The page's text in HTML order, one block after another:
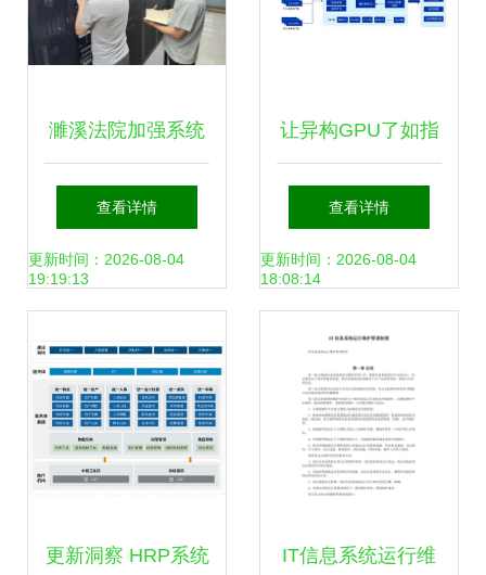
濉溪法院加强系统
运维 为审判执行工
作保驾护航
查看详情
更新时间：2026-08-04
19:19:13
让异构GPU了如指
掌 浪潮云海
InCloud AIOS可视
业务7×24稳如磐石
查看详情
更新时间：2026-08-04
18:08:14
更新洞察 HRP系统 IT信息系统运行维